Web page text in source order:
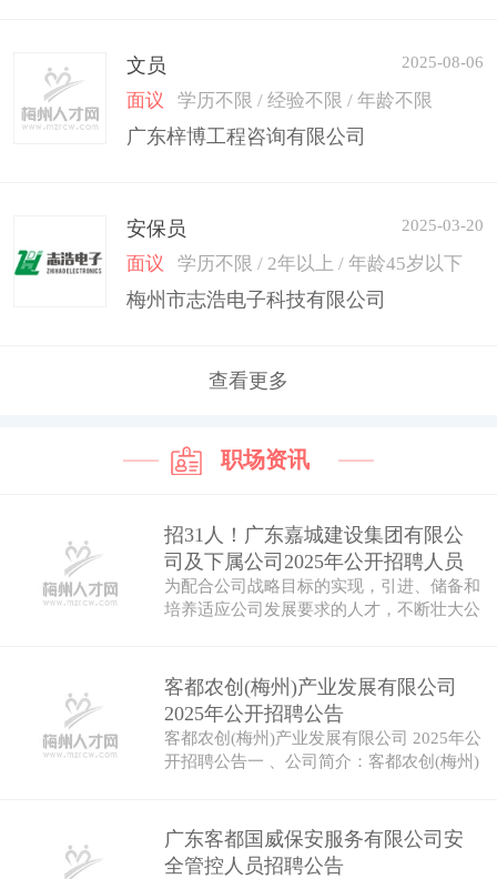
文员 2025-08-06
面议 学历不限 / 经验不限 / 年龄不限
广东梓博工程咨询有限公司
安保员 2025-03-20
面议 学历不限 / 2年以上 / 年龄45岁以下
梅州市志浩电子科技有限公司
查看更多
职场资讯
招31人！广东嘉城建设集团有限公
司及下属公司2025年公开招聘人员
公告
为配合公司战略目标的实现，引进、储备和
培养适应公司发展要求的人才，不断壮大公
客都农创(梅州)产业发展有限公司
2025年公开招聘公告
客都农创(梅州)产业发展有限公司 2025年公
开招聘公告一 、公司简介：客都农创(梅州)
广东客都国威保安服务有限公司安
全管控人员招聘公告